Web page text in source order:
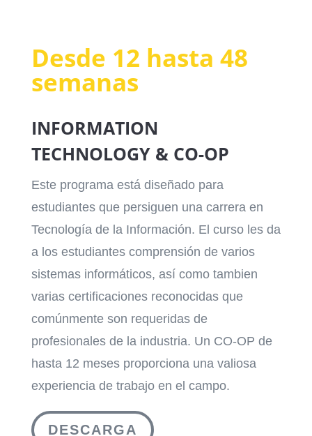
Desde 12 hasta 48
semanas
INFORMATION
TECHNOLOGY & CO-OP
Este programa está diseñado para
estudiantes que persiguen una carrera en
Tecnología de la Información. El curso les da
a los estudiantes comprensión de varios
sistemas informáticos, así como tambien
varias certificaciones reconocidas que
comúnmente son requeridas de
profesionales de la industria. Un CO-OP de
hasta 12 meses proporciona una valiosa
experiencia de trabajo en el campo.
DESCARGA